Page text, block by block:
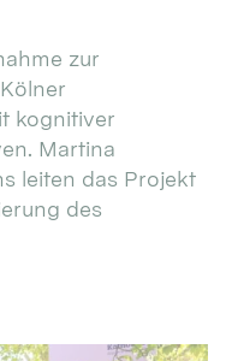
zur
kognitiver
Martina
leiten das Projekt
des